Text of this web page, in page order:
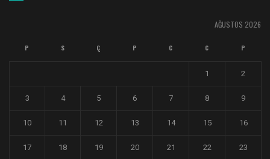
AĞUSTOS 2026
P S Ç P C C P
1 2
3 4 5 6 7 8 9
10 11 12 13 14 15 16
17 18 19 20 21 22 23